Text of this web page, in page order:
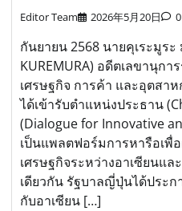
Editor Team 2026年5月20日 0
กันยายน 2568 นายคุเระมูร
KUREMURA) อดีตเลขานุก
เศรษฐกิจ การค้า และอุตสา
ได้เข้ารับตำแหน่งประธาน
(Dialogue for Innovative
เป็นแพลตฟอร์มการหารือเพื่
เศรษฐกิจระหว่างอาเซียนแ
เดียวกัน รัฐบาลญี่ปุ่นได้ประ
กับอาเซียน […]